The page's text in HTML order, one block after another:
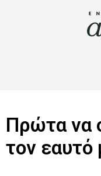
Πρώτα να
τον εαυτό